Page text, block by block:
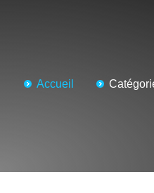
Accueil